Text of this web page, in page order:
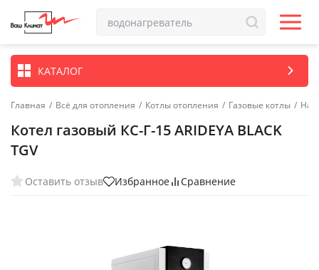
КАТАЛОГ
Главная / Всё для отопления / Котлы отопления / Газовые котлы /
Котел газовый КС-Г-15 ARIDEYA BLACK
TGV
Оставить отзыв Избранное Сравнение